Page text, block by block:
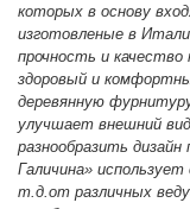
которых в основу
изготовленые в
прочность и
здоровый и
деревянную
улучшает внешний
разнообразить
Галичина»
т.д.от различных